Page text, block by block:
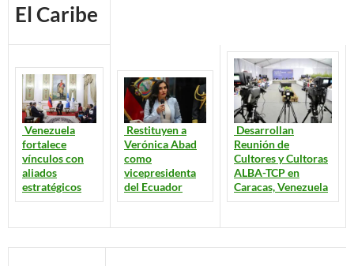
El Caribe
Venezuela
fortalece
vínculos con
aliados
estratégicos
Restituyen a
Verónica Abad
como
vicepresidenta
del Ecuador
Desarrollan
Reunión de
Cultores y Cultoras
ALBA-TCP en
Caracas, Venezuela